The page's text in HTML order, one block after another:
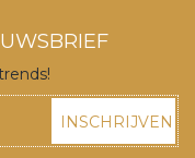
INSCHRIJVEN